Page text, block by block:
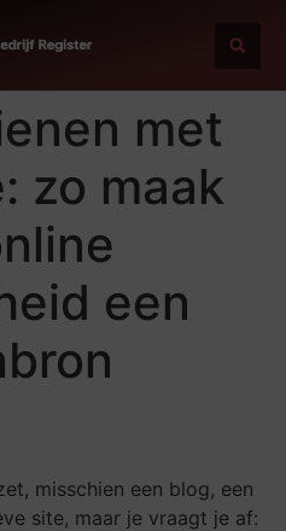
met
zo maak
een
misschien een blog, een
site, maar je vraagt je af: